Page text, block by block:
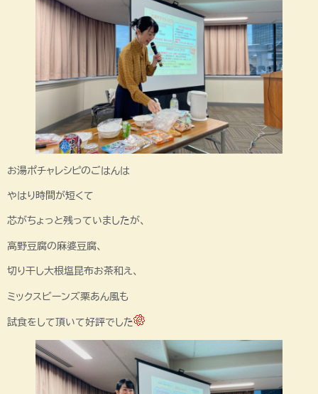
お湯ポチャレシピのごはんは
やはり時間が短くて
芯がちょっと残っていましたが、
高野豆腐の麻婆豆腐、
切り干し大根塩昆布お茶和え、
ミックスビーンズ栗あん風も
試食をして頂いて好評でした